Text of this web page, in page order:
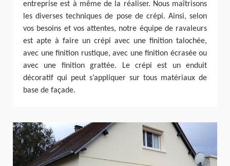
entreprise est à même de la réaliser. Nous maîtrisons
les diverses techniques de pose de crépi. Ainsi, selon
vos besoins et vos attentes, notre équipe de ravaleurs
est apte à faire un crépi avec une finition talochée,
avec une finition rustique, avec une finition écrasée ou
avec une finition grattée. Le crépi est un enduit
décoratif qui peut s’appliquer sur tous matériaux de
base de façade.